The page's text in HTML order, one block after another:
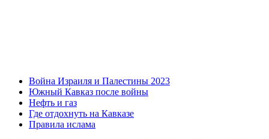
Война Израиля и Палестины 2023
Южный Кавказ после войны
Нефть и газ
Где отдохнуть на Кавказе
Правила ислама